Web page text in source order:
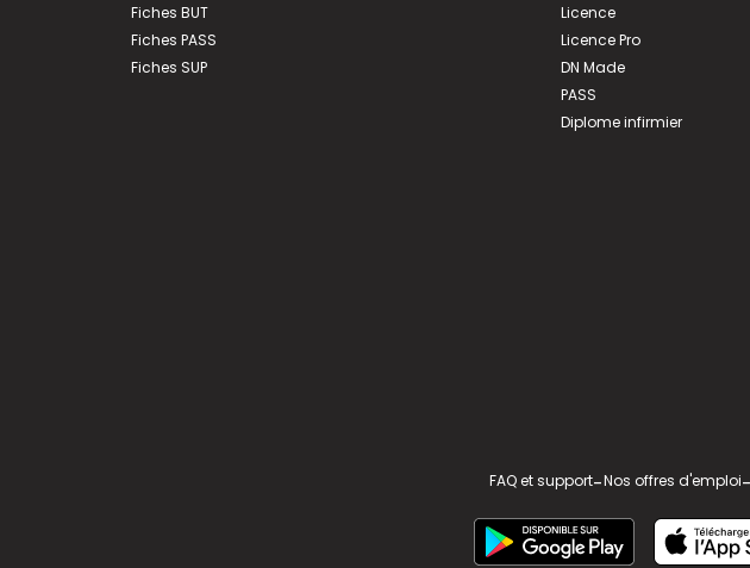
Fiches BUT
Fiches PASS
Fiches SUP
Licence
Licence Pro
DN Made
PASS
Diplome infirmier
FAQ et support-Nos offres d'emploi-